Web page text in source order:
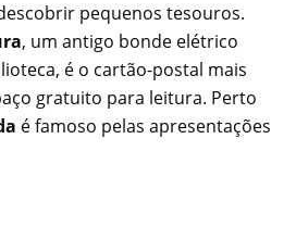
pequenos tesouros.
, um antigo bonde elétrico
é o cartão-postal mais
gratuito para leitura. Perto
é famoso pelas apresentações